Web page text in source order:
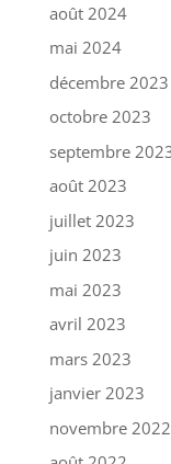
août 2024
mai 2024
décembre 2023
octobre 2023
septembre
août 2023
juillet 2023
juin 2023
mai 2023
avril 2023
mars 2023
janvier 2023
novembre 2022